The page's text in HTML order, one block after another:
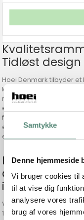
Samtykke
Denne hjemmeside
Vi bruger cookies til
til at vise dig
analysere vores
brug af vores
Tidløst
Hoei Denmark tilbyder
kvalitet og æstetik. Vores
rammer i HOEI 111-
elegante hvide rammer i
finder du vores massive
egetræsvarianter, som
enhver indretning.
Eksklusive
aluminium –
indretning
Vi tilbyder også rammer
140) samt